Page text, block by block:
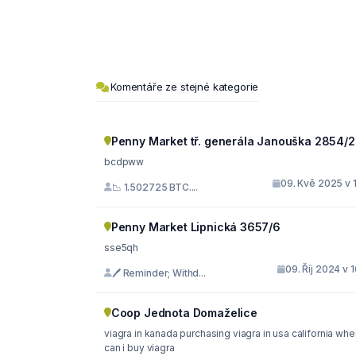
Komentáře ze stejné kategorie
Penny Market tř. generála Janouška 2854/2
bcdpww
📉 1.502725 BTC.... 09. Kvě 2025 v
Penny Market Lipnická 3657/6
sse5qh
🖊 Reminder; Withd... 09. Říj 2024 v
Coop Jednota Domaželice
viagra in kanada purchasing viagra in usa california where
can i buy viagra